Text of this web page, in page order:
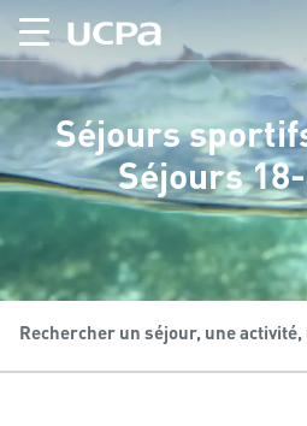
Séjours
Séjours